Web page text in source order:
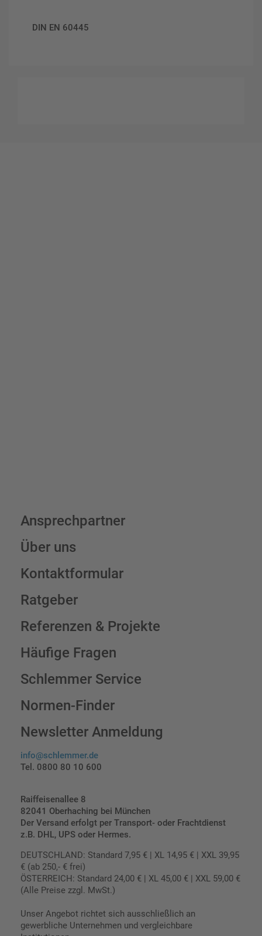
DIN EN 60445
Ansprechpartner
Über uns
Kontaktformular
Ratgeber
Referenzen & Projekte
Häufige Fragen
Schlemmer Service
Normen-Finder
Newsletter Anmeldung
info@schlemmer.de
Tel. 0800 80 10 600
Raiffeisenallee 8
82041 Oberhaching bei München
Der Versand erfolgt per Transport- oder Frachtdienst
z.B. DHL, UPS oder Hermes.
DEUTSCHLAND: Standard 7,95 € | XL 14,95 € | XXL 39,95
€ (ab 250,- € frei)
ÖSTERREICH: Standard 24,00 € | XL 45,00 € | XXL 59,00 €
(Alle Preise zzgl. MwSt.)
Unser Angebot richtet sich ausschließlich an
gewerbliche Unternehmen und vergleichbare